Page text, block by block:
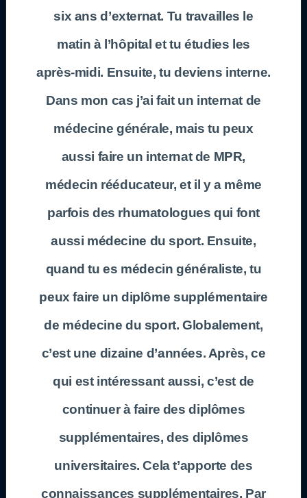
six ans d’externat. Tu travailles le
matin à l’hôpital et tu étudies les
après-midi. Ensuite, tu deviens interne.
Dans mon cas j’ai fait un internat de
médecine générale, mais tu peux
aussi faire un internat de MPR,
médecin rééducateur, et il y a même
parfois des rhumatologues qui font
aussi médecine du sport. Ensuite,
quand tu es médecin généraliste, tu
peux faire un diplôme supplémentaire
de médecine du sport. Globalement,
c’est une dizaine d’années. Après, ce
qui est intéressant aussi, c’est de
continuer à faire des diplômes
supplémentaires, des diplômes
universitaires. Cela t’apporte des
connaissances supplémentaires. Par